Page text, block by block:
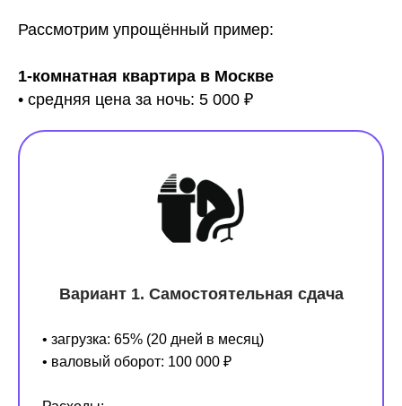
Рассмотрим упрощённый пример:
1-комнатная квартира в Москве
• средняя цена за ночь: 5 000 ₽
Вариант 1. Самостоятельная сдача
• загрузка: 65% (20 дней в месяц)
• валовый оборот: 100 000 ₽